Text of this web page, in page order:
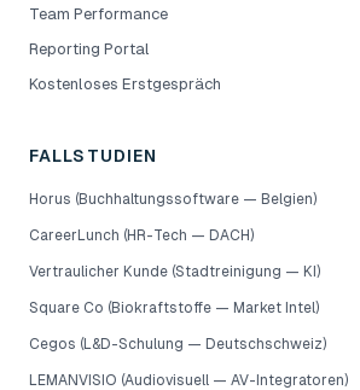
Team Performance
Reporting Portal
Kostenloses Erstgespräch
FALLSTUDIEN
Horus (Buchhaltungssoftware — Belgien)
CareerLunch (HR-Tech — DACH)
Vertraulicher Kunde (Stadtreinigung — KI)
Square Co (Biokraftstoffe — Market Intel)
Cegos (L&D-Schulung — Deutschschweiz)
LEMANVISIO (Audiovisuell — AV-Integratoren)